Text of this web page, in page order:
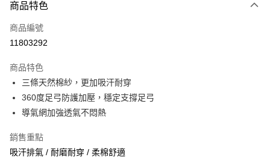
POYA支付
信用卡一次付款
LINE Pay
Apple Pay
悠遊付
商品特色
商品編號
11803292
商品特色
三條天然棉紗，更加吸汗耐穿
360度足弓防護加壓，穩定支撐足弓
導氣網加強透氣不悶熱
銷售重點
吸汗排氣 / 耐磨耐穿 / 柔棉舒適